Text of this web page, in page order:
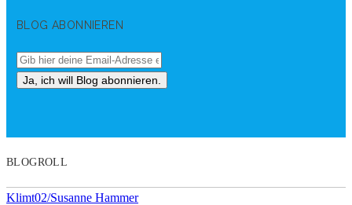
BLOG ABONNIEREN
BLOGROLL
Klimt02/Susanne Hammer